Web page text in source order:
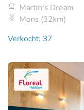
Martin's Dream
Mons (32km)
Verkocht: 37